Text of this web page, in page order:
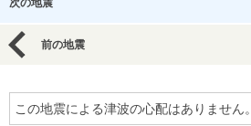
前の地震
この地震による津波の心配はありません。